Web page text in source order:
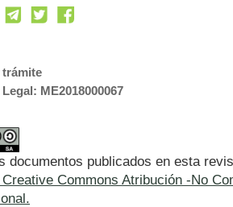
trámite
ME2018000067
documentos publicados en esta
Commons Atribución -No